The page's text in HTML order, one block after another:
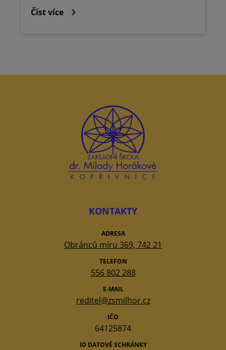
Číst více
KONTAKTY
ADRESA
Obránců míru 369, 742 21
TELEFON
556 802 288
E-MAIL
reditel@zsmilhor.cz
IČO
64125874
ID DATOVÉ SCHRÁNKY